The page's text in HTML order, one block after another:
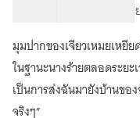
มุมปากของเจียวเหมยเหยี
ในฐานะนางร้ายตลอดระย
เป็นการส่งฉันมายังบ้านขอ
จริงๆ”